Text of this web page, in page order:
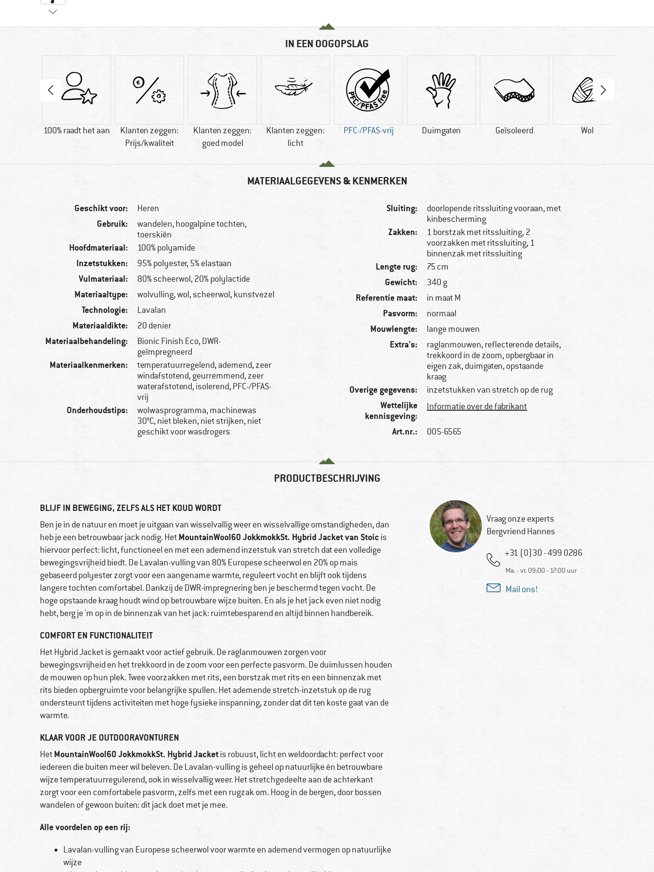
IN EEN OOGOPSLAG
100% raadt het aan
Klanten zeggen:
Prijs/kwaliteit
Klanten zeggen:
goed model
Klanten zeggen:
licht
PFC-/PFAS-vrij Duimgaten Geïsoleerd Wol
MATERIAALGEGEVENS & KENMERKEN
Geschikt voor: Heren
Gebruik:
wandelen, hoogalpine tochten,
toerskiën
Hoofdmateriaal: 100% polyamide
Inzetstukken: 95% polyester, 5% elastaan
Vulmateriaal: 80% scheerwol, 20% polylactide
Materiaaltype: wolvulling, wol, scheerwol, kunstvezel
Technologie: Lavalan
Materiaaldikte: 20 denier
Materiaalbehandeling:
Bionic Finish Eco, DWR-
geïmpregneerd
Materiaalkenmerken:
temperatuurregelend, ademend, zeer
windafstotend, geurremmend, zeer
waterafstotend, isolerend, PFC-/PFAS-
vrij
Onderhoudstips:
wolwasprogramma, machinewas
30°C, niet bleken, niet strijken, niet
geschikt voor wasdrogers
Sluiting:
doorlopende ritssluiting vooraan, met
kinbescherming
Zakken:
1 borstzak met ritssluiting, 2
voorzakken met ritssluiting, 1
binnenzak met ritssluiting
Lengte rug: 75 cm
Gewicht: 340 g
Referentie maat: in maat M
Pasvorm: normaal
Mouwlengte: lange mouwen
Extra's:
raglanmouwen, reflecterende details,
trekkoord in de zoom, opbergbaar in
eigen zak, duimgaten, opstaande
kraag
Overige gegevens: inzetstukken van stretch op de rug
Wettelijke
kennisgeving:
Informatie over de fabrikant
Art.nr.: 005-6565
PRODUCTBESCHRIJVING
BLIJF IN BEWEGING, ZELFS ALS HET KOUD WORDT
Ben je in de natuur en moet je uitgaan van wisselvallig weer en wisselvallige omstandigheden, dan
heb je een betrouwbaar jack nodig. Het MountainWool60 JokkmokkSt. Hybrid Jacket van Stoic is
hiervoor perfect: licht, functioneel en met een ademend inzetstuk van stretch dat een volledige
bewegingsvrijheid biedt. De Lavalan-vulling van 80% Europese scheerwol en 20% op mais
gebaseerd polyester zorgt voor een aangename warmte, reguleert vocht en blijft ook tijdens
langere tochten comfortabel. Dankzij de DWR-impregnering ben je beschermd tegen vocht. De
hoge opstaande kraag houdt wind op betrouwbare wijze buiten. En als je het jack even niet nodig
hebt, berg je 'm op in de binnenzak van het jack: ruimtebesparend en altijd binnen handbereik.
COMFORT EN FUNCTIONALITEIT
Het Hybrid Jacket is gemaakt voor actief gebruik. De raglanmouwen zorgen voor
bewegingsvrijheid en het trekkoord in de zoom voor een perfecte pasvorm. De duimlussen houden
de mouwen op hun plek. Twee voorzakken met rits, een borstzak met rits en een binnenzak met
rits bieden opbergruimte voor belangrijke spullen. Het ademende stretch-inzetstuk op de rug
ondersteunt tijdens activiteiten met hoge fysieke inspanning, zonder dat dit ten koste gaat van de
warmte.
KLAAR VOOR JE OUTDOORAVONTUREN
Het MountainWool60 JokkmokkSt. Hybrid Jacketis robuust, licht en weldoordacht: perfect voor
iedereen die buiten meer wil beleven. De Lavalan-vulling is geheel op natuurlijke én betrouwbare
wijze temperatuurregulerend, ook in wisselvallig weer. Het stretchgedeelte aan de achterkant
zorgt voor een comfortabele pasvorm, zelfs met een rugzak om. Hoog in de bergen, door bossen
wandelen of gewoon buiten: dit jack doet met je mee.
Alle voordelen op een rij:
Lavalan-vulling van Europese scheerwol voor warmte en ademend vermogen op natuurlijke
wijze
Vraag onze experts
Bergvriend Hannes
+31 (0)30 - 499 0286
Ma. - vr. 09:00 - 17:00 uur
Mail ons!